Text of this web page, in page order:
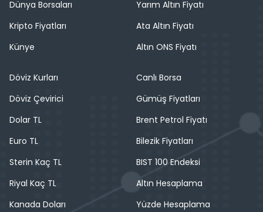
Dünya Borsaları
Kripto Fiyatları
Künye
Yarım Altın Fiyatı
Ata Altın Fiyatı
Altın ONS Fiyatı
Döviz Kurları
Döviz Çevirici
Dolar TL
Euro TL
Sterin Kaç TL
Riyal Kaç TL
Kanada Doları
Canlı Borsa
Gümüş Fiyatları
Brent Petrol Fiyatı
Bilezik Fiyatları
BIST 100 Endeksi
Altın Hesaplama
Yüzde Hesaplama